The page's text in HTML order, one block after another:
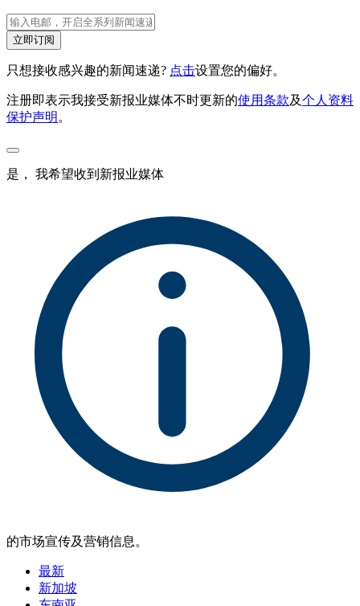
立即订阅
只想接收感兴趣的新闻速递? 点击设置您的偏好。
注册即表示我接受新报业媒体不时更新的使用条款及个人资料
保护声明。
是， 我希望收到新报业媒体
的市场宣传及营销信息。
最新
新加坡